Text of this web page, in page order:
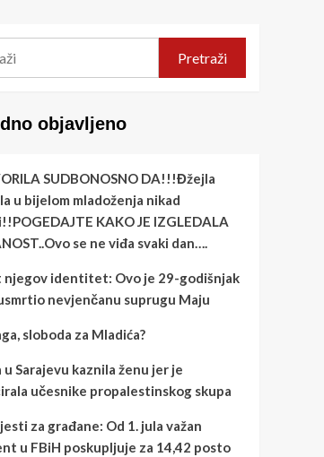
Pretraži
objavljeno
SUDBONOSNO DA!!!Đžejla
u bijelom mladoženja nikad
KAKO JE IZGLEDALA
se ne viđa svaki dan….
njegov identitet: Ovo je 29-godišnjak
nevjenčanu suprugu Maju
sloboda za Mladića?
u Sarajevu kaznila ženu jer je
učesnike propalestinskog skupa
za građane: Od 1. jula važan
u FBiH poskupljuje za 14,42 posto